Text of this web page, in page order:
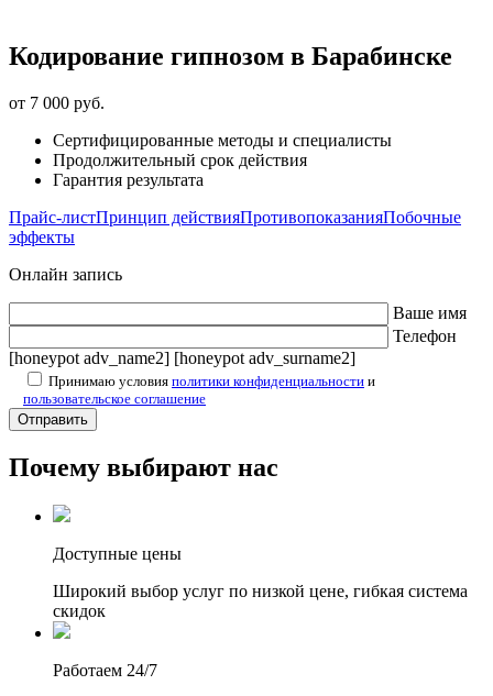
Кодирование гипнозом в Барабинске
от 7 000 руб.
Сертифицированные методы и специалисты
Продолжительный срок действия
Гарантия результата
Прайс-листПринцип действияПротивопоказанияПобочные
эффекты
Онлайн запись
Ваше имя
Телефон
[honeypot adv_name2] [honeypot adv_surname2]
Принимаю условия политики конфиденциальности и
пользовательское соглашение
Почему выбирают нас
Доступные цены
Широкий выбор услуг по низкой цене, гибкая система
скидок
Работаем 24/7